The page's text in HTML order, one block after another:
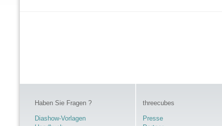
Haben Sie Fragen ?
Diashow-Vorlagen
threecubes
Presse